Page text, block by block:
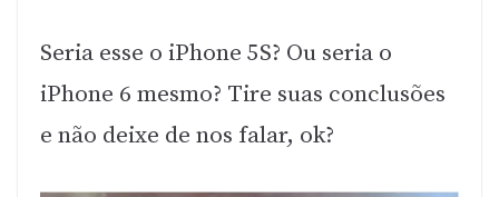
Seria esse o iPhone 5S? Ou seria o
iPhone 6 mesmo? Tire suas conclusões
e não deixe de nos falar, ok?